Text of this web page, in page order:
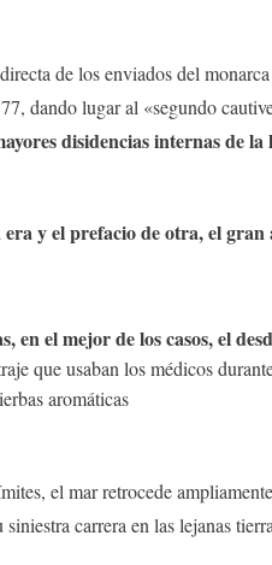
de los enviados del
dando lugar al «segundo
disidencias internas de
y el prefacio de otra, el gran
en el mejor de los casos, el
que usaban los médicos
aromáticas
el mar retrocede
carrera en las lejanas